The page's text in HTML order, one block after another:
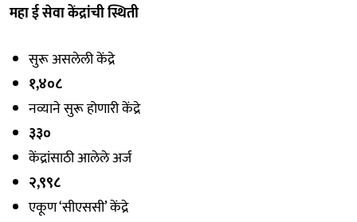
महा ई सेवा केंद्रांची स्थिती
सुरू असलेली केंद्रे
१,४०८
नव्याने सुरू होणारी केंद्रे
३३०
केंद्रांसाठी आलेले अर्ज
२,९९८
एकूण ‘सीएससी’ केंद्रे